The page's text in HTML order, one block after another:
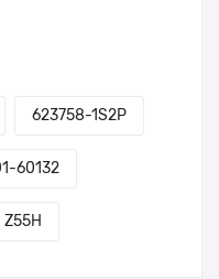
623758-1S2P
60132
Z55H